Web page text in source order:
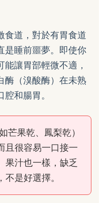
食道，對於有胃食道
是睡前噩夢。即使你
讓胃部輕微不適，
酶（溴酸酶）在未熟
和腸胃。
芒果乾、鳳梨乾）
且很容易一口接一
果汁也一樣，缺乏
是好選擇。